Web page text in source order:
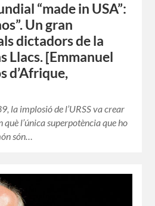
“made in USA”:
Un gran
dictadors de la
Llacs. [Emmanuel
d’Afrique,
la implosió de l’URSS va crear
l’única superpotència que ho
són…